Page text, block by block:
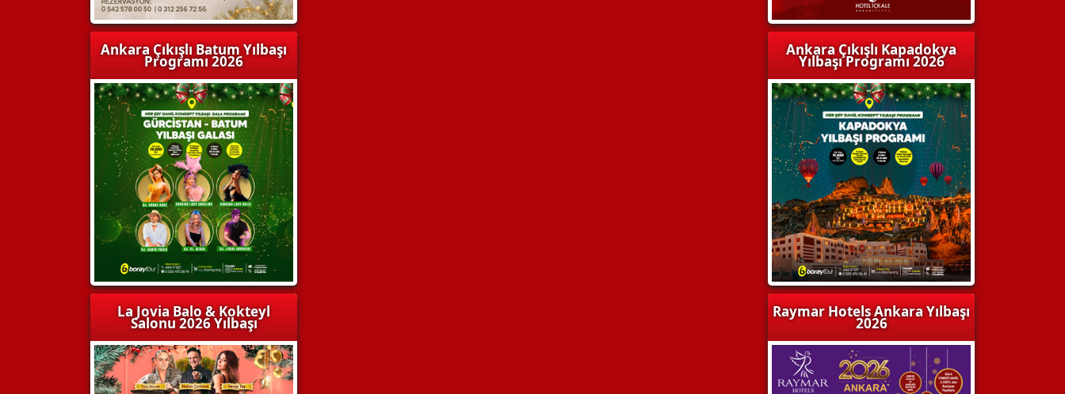
Ankara Çıkışlı Batum Yılbaşı
Programı 2026
La Jovia Balo & Kokteyl
Salonu 2026 Yılbaşı
Ankara Çıkışlı Kapadokya
Yılbaşı Programı 2026
Raymar Hotels Ankara Yılbaşı
2026